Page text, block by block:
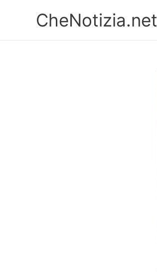
CheNotizia.net